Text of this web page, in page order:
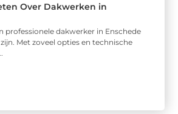
Over Dakwerken in
professionele dakwerker in Enschede
Met zoveel opties en technische